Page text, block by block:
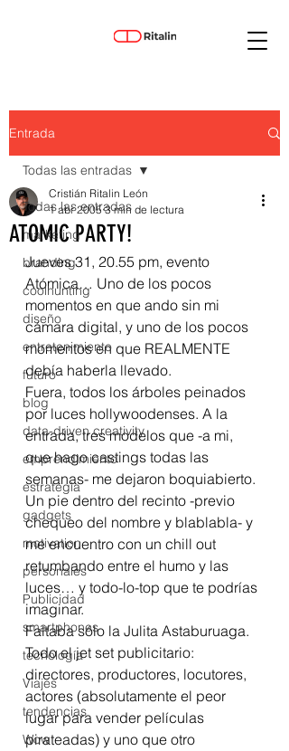
Entrada
Todas las entradas
marketing
branding
coolhunting
diseño
entretenimiento
futuro
blog
data-driven creativity
emprendimiento
estrategia
gadgets
motivation
personales
Publicidad
smartphones
tecnología
Viajes
tendencias
Wow
Todas las entradas
ATOMIC PARTY!
Cristián Ritalin León
1 abr 2005 3 min de lectura
Jueves 31, 20.55 pm, evento
Atómica… Uno de los pocos
momentos en que ando sin mi
cámara digital, y uno de los pocos
momentos en que REALMENTE
debía haberla llevado.
Fuera, todos los árboles peinados
por luces hollywoodenses. A la
entrada, tres modelos que -a mi,
que hago castings todas las
semanas- me dejaron boquiabierto.
Un pie dentro del recinto -previo
chequeo del nombre y blablabla- y
me encuentro con un chill out
retumbando entre el humo y las
luces… y todo-lo-top que te podrías
imaginar.
Faltaba sólo la Julita Astaburuaga.
Todo el jet set publicitario:
directores, productores, locutores,
actores (absolutamente el peor
lugar para vender películas
pirateadas) y uno que otro